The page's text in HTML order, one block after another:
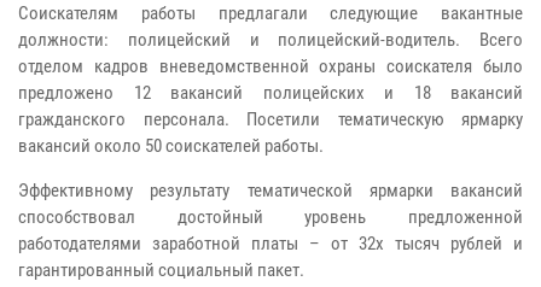
Соискателям работы предлагали следующие вакантные
должности: полицейский и полицейский-водитель. Всего
отделом кадров вневедомственной охраны соискателя было
предложено 12 вакансий полицейских и 18 вакансий
гражданского персонала. Посетили тематическую ярмарку
вакансий около 50 соискателей работы.
Эффективному результату тематической ярмарки вакансий
способствовал достойный уровень предложенной
работодателями заработной платы – от 32х тысяч рублей и
гарантированный социальный пакет.